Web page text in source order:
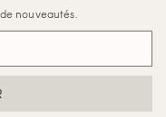
nouveautés.